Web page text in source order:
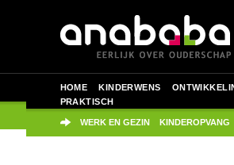
HOME KINDERWENS
PRAKTISCH
WERK EN GEZIN KINDEROPVANG